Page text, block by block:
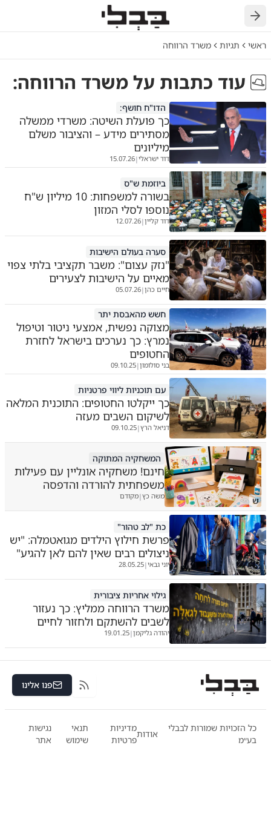
חזרה
ראשי תגיות משרד הרווחה
עוד כתבות עלמשרד הרווחה:
הדו"ח חושף:
כך פועלת השיטה: משרדי ממשלה
מסתירים מידע – והציבור משלם
מיליונים
דוד ישראלי|
15.07.26
ביוזמת ש"ס
בשורה למשפחות: 10 מיליון ש"ח
נוספו לסלי המזון
דוד קליין|
12.07.26
סערה בעולם הישיבות
"נזק עצום": משבר תקציבי בלתי צפוי
מאיים על הישיבות לצעירים
חיים כהן|
05.07.26
חשש מהאבסת יתר
מצוקה נפשית, אמצעי ניטור וטיפול
נמרץ: כך נערכים בישראל לחזרת
החטופים
בני סולומון|
09.10.25
עם תוכניות ליווי פרטניות
כך ייקלטו החטופים: התוכנית המלאה
לשיקום השבים מעזה
דניאל הרץ|
09.10.25
ש
המשחקיה המתוקה
חינם! משחקיה אונליין עם פעילות
משפחתית להורדה והדפסה
משה כץ|מקודם
כת "לב טהור"
פרשת חילוץ הילדים מגואטמלה: "יש
ניצולים רבים שאין להם לאן להגיע"
יוני גבאי|
28.05.25
גילוי אחריות ציבורית
משרד הרווחה ממליץ: כך נעזור
לשבים להשתקם ולחזור לחיים
יהודה גליקמן|
19.01.25
RSS פנו אלינו
כל הזכויות שמורות לבבלי
בע״מ
אודות
מדיניות
פרטיות
תנאי
שימוש
נגישות
אתר